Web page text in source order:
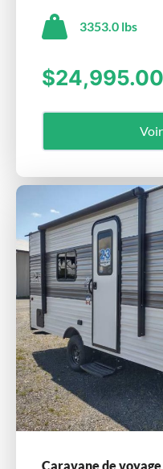
3353.0 lbs
$24,995.00
Caravane de voyage